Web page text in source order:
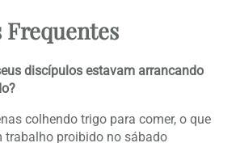
discípulos estavam arrancando
colhendo trigo para comer, o que
trabalho proibido no sábado